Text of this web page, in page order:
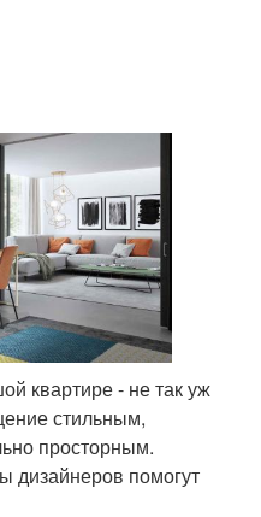
квартире - не так уж
стильным,
просторным.
дизайнеров помогут